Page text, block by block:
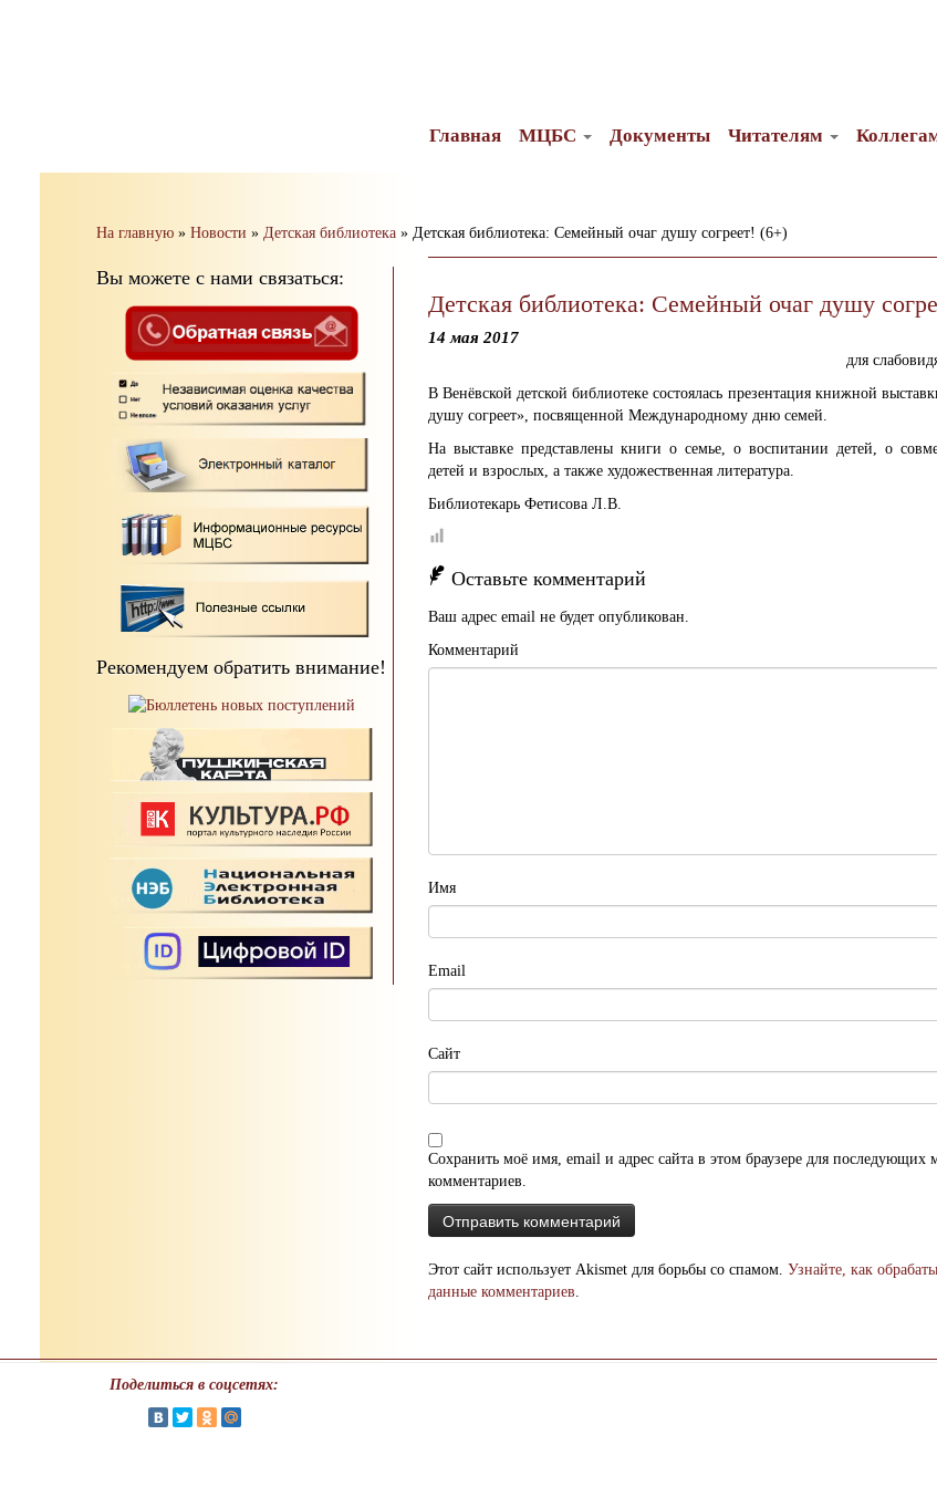
Главная МЦБС Документы Читателям
На главную » Новости » Детская библиотека » Детская библиотека: Семейный очаг душу согреет! (6+)
Вы можете с нами связаться:
Рекомендуем обратить внимание!
Детская библиотека: Семейный очаг душу
14 мая 2017
для
В Венёвской детской библиотеке состоялась презентация книжной
душу согреет», посвященной Международному дню семей.
На выставке представлены книги о семье, о воспитании детей, о
детей и взрослых, а также художественная литература.
Библиотекарь Фетисова Л.В.
Оставьте комментарий
Ваш адрес email не будет опубликован.
Комментарий
Имя
Email
Сайт
Сохранить моё имя, email и адрес сайта в этом браузере для последующих
комментариев.
Этот сайт использует Akismet для борьбы со спамом. Узнайте, как
данные комментариев.
Поделиться в соцсетях: